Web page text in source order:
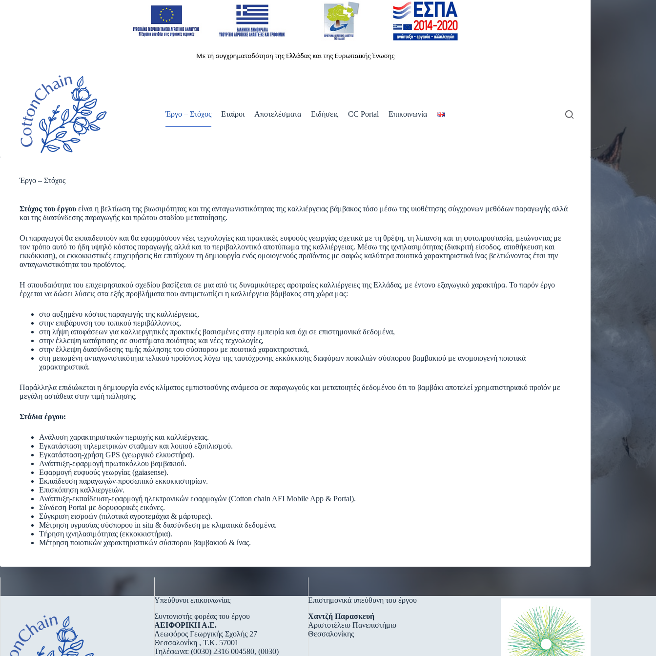
Έργο – Στόχος Εταίροι Αποτελέσματα Ειδήσεις CC Portal Επικοινωνία
Έργο – Στόχος
Στόχος του έργου είναι η βελτίωση της βιωσιμότητας και της ανταγωνιστικότητας της καλλιέργειας βάμβακος τόσο μέσω της υιοθέτησης σύγχρονων μεθόδων παραγωγής αλλά
και της διασύνδεσης παραγωγής και πρώτου σταδίου μεταποίησης.
Οι παραγωγοί θα εκπαιδευτούν και θα εφαρμ­όσουν νέες τεχνολογίες και πρακτικές ευφυούς γεωργίας σχετικά με τη θρέψη, τη λίπανση και τη φυτοπροστασία, μειώνοντας με
τον τρόπο αυτό το ήδη υψηλό κόστος παραγωγής αλλά και το περιβαλλοντικό αποτύπωμα της καλλιέργειας. Μέσω της ιχνηλασιμότητας (διακριτή είσοδος, αποθήκευση και
εκκόκκιση), οι εκκοκκιστικές επιχειρήσεις θα επιτύχουν τη δημιουργία ενός ομοιογενούς προϊόντος με σαφώς καλύτερα ποιοτικά χαρακτηριστικά ίνας βελτιώνοντας έτσι την
ανταγωνιστικότητα του προϊόντος.
Η σπουδαιότητα του επιχειρησιακού σχεδίου βασίζεται σε μια από τις δυναμικότερες αροτραίες καλλιέργειες της Ελλάδας, με έντονο εξαγωγικό χαρακτήρα. Το παρόν έργο
έρχεται να δώσει λύσεις στα εξής προβλήματα που αντιμετωπίζει η καλλιέργεια βάμβακος στη χώρα μας:
στο αυξημένο κόστος παραγωγής της καλλιέργειας,
στην επιβάρυνση του τοπικού περιβάλλοντος,
στη λήψη αποφάσεων για καλλιεργητικές πρακτικές βασισμένες στην εμπειρία και όχι σε επιστημονικά δεδομένα,
στην έλλειψη κατάρτισης σε συστήματα ποιότητας και νέες τεχνολογίες,
στην έλλειψη διασύνδεσης τιμής πώλησης του σύσπορου με ποιοτικά χαρακτηριστικά,
στη μειωμένη ανταγωνιστικότητα τελικού προϊόντος λόγω της ταυτόχρονης εκκόκκισης διαφόρων ποικιλιών σύσπορου βαμβακιού με ανομοιογενή ποιοτικά
χαρακτηριστικά.
Παράλληλα επιδιώκεται η δημιουργία ενός κλίματος εμπιστοσύνης ανάμεσα σε παραγωγούς και μεταποιητές δεδομένου ότι το βαμβάκι αποτελεί χρηματιστηριακό προϊόν με
μεγάλη αστάθεια στην τιμή πώλησης.
Στάδια έργου:
Ανάλυση χαρακτηριστικών περιοχής και καλλιέργειας.
Εγκατάσταση τηλεμετρικών σταθμών και λοιπού εξοπλισμού.
Εγκατάσταση-χρήση GPS (γεωργικό ελκυστήρα).
Ανάπτυξη-εφαρμογή πρωτοκόλλου βαμβακιού.
Εφαρμογή ευφυούς γεωργίας (gaiasense).
Εκπαίδευση παραγωγών-προσωπικό εκκοκκιστηρίων.
Επισκόπηση καλλιεργειών.
Ανάπτυξη-εκπαίδευση-εφαρμογή ηλεκτρονικών εφαρμογών (Cotton chain AFI Mobile App & Portal).
Σύνδεση Portal με δορυφορικές εικόνες.
Σύγκριση εισροών (πιλοτικά αγροτεμάχια & μάρτυρες).
Μέτρηση υγρασίας σύσπορου in situ & διασύνδεση με κλιματικά δεδομένα.
Τήρηση ιχνηλασιμότητας (εκκοκκιστήρια).
Μέτρηση ποιοτικών χαρακτηριστικών σύσπορου βαμβακιού & ίνας.
Υπεύθυνοι επικοινωνίας
Συντονιστής φορέας του έργου
ΑΕΙΦΟΡΙΚΗ Α.Ε.
Λεωφόρος Γεωργικής Σχολής 27
Θεσσαλονίκη , Τ.Κ. 57001
Τηλέφωνα: (0030) 2316 004580, (0030)
Επιστημονικά υπεύθυνη του έργου
Χαντζή Παρασκευή
Αριστοτέλειο Πανεπιστήμιο
Θεσσαλονίκης